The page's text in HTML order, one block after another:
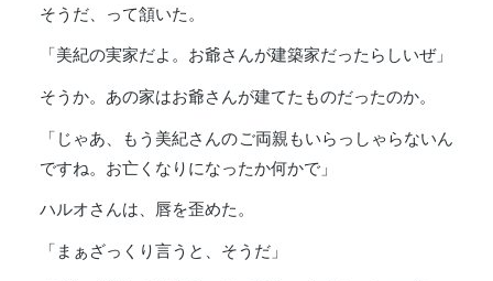
そうだ、って頷いた。
「美紀の実家だよ。お爺さんが建築家だったらしいぜ」
そうか。あの家はお爺さんが建てたものだったのか。
「じゃあ、もう美紀さんのご両親もいらっしゃらないん
ですね。お亡くなりになったか何かで」
ハルオさんは、唇を歪めた。
「まぁざっくり言うと、そうだ」